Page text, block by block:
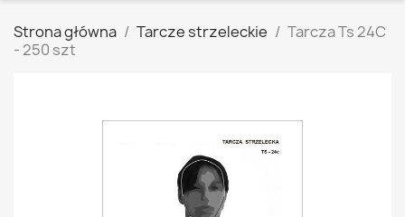
Strona główna Tarcze strzeleckie
Tarcza Ts 24C
- 250 szt